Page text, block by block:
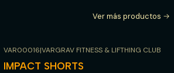
Ver más productos
VAR00016|VARGRAV FITNESS & LIFTHING CLUB
IMPACT SHORTS